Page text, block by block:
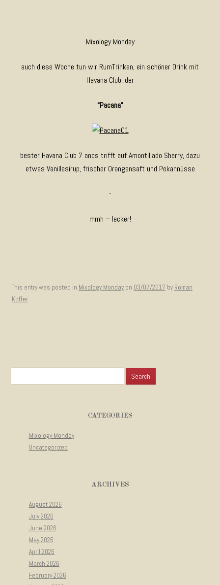
Mixology Monday
auch diese Woche tun wir RumTrinken, ein schöner Drink mit
Havana Club, der
“Pacana”
bester Havana Club 7 anos trifft auf Amontillado Sherry, dazu
etwas Vanillesirup, frischer Orangensaft und Pekannüsse
-
mmh – lecker!
This entry was posted in Mixology Monday on 03/07/2017 by Roman
Koffer.
CATEGORIES
Mixology Monday
Uncategorized
ARCHIVES
August 2026
July 2026
June 2026
May 2026
April 2026
March 2026
February 2026